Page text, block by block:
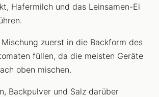
Hafermilch und das Leinsamen-Ei
zuerst in die Backform des
füllen, da die meisten Geräte
oben mischen.
Backpulver und Salz darüber